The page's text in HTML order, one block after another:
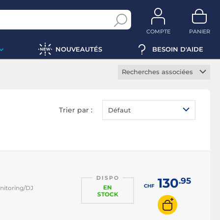
COMPTE PANIER
NOUVEAUTÉS BESOIN D'AIDE
Recherches associées
Casque sans-fil
Casque réduction de
Casque hi-fi
Casque studio
Casque sport
Trier par : Défaut
DJ
DISPO
EN
STOCK
CHF130.95